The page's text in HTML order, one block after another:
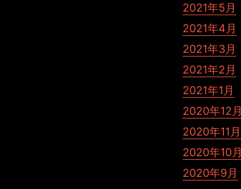
2021年5月
2021年4月
2021年3月
2021年2月
2021年1月
2020年12月
2020年11月
2020年10月
2020年9月